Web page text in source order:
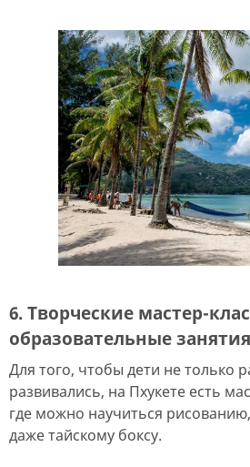
6. Творческие мастер-
образовательные занятия
Для того, чтобы дети не только
развивались, на Пхукете есть
где можно научиться
даже тайскому боксу.